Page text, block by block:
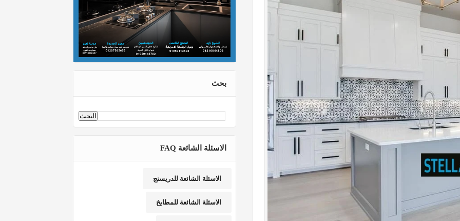
بحث
الاسئلة الشائعة FAQ
الاسئلة الشائعة للدريسنج
الاسئلة الشائعة للمطابخ